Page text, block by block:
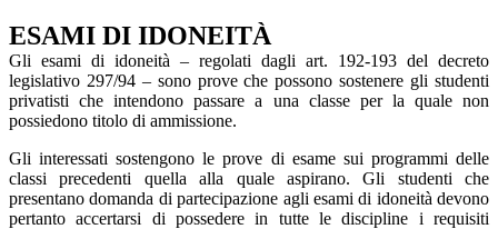
ESAMI DI IDONEITÀ
Gli esami di idoneità – regolati dagli art. 192-193 del decreto
legislativo 297/94 – sono prove che possono sostenere gli studenti
privatisti che intendono passare a una classe per la quale non
possiedono titolo di ammissione.
Gli interessati sostengono le prove di esame sui programmi delle
classi precedenti quella alla quale aspirano. Gli studenti che
presentano domanda di partecipazione agli esami di idoneità devono
pertanto accertarsi di possedere in tutte le discipline i requisiti